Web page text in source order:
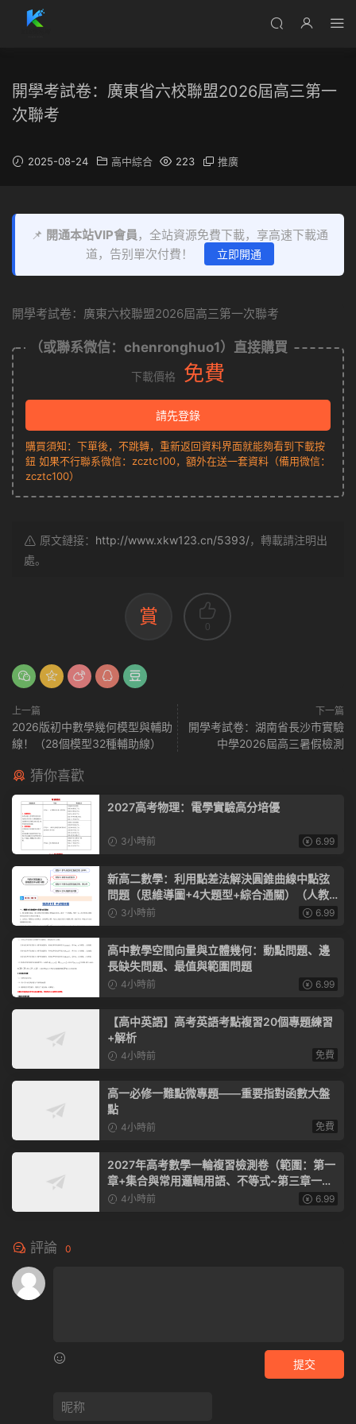
開學考試卷：廣東省六校聯盟2026屆高三第一
次聯考
2025-08-24 高中綜合 223 推廣
📌 開通本站VIP會員，全站資源免費下載，享高速下載通
道，告别單次付費！
立即開通
開學考試卷：廣東六校聯盟2026屆高三第一次聯考
（或聯系微信：chenronghuo1）直接購買
下載價格 免費
請先登錄
購買須知：下單後，不跳轉，重新返回資料界面就能夠看到下載按
鈕 如果不行聯系微信：zcztc100，額外在送一套資料（備用微信：
zcztc100）
原文鏈接： http://www.xkw123.cn/5393/，轉載請注明出
處。
賞 0
上一篇
2026版初中數學幾何模型與輔助
線！（28個模型32種輔助線）
下一篇
開學考試卷：湖南省長沙市實驗
中學2026屆高三暑假檢測
猜你喜歡
2027高考物理：電學實驗高分培優
3小時前 6.99
新高二數學：利用點差法解決圓錐曲線中點弦
問題（思維導圖+4大題型+綜合通關）（人教A
版）3小時前 6.99
高中數學空間向量與立體幾何：動點問題、邊
長缺失問題、最值與範圍問題
4小時前 6.99
【高中英語】高考英語考點複習20個專題練習
+解析
4小時前 免費
高一必修一難點微專題——重要指對函數大盤
點
4小時前 免費
2027年高考數學一輪複習檢測卷（範圍：第一
章+集合與常用邏輯用語、不等式~第三章一元
函數的導數及其應用）（全國通用）
4小時前 6.99
評論 0
提交